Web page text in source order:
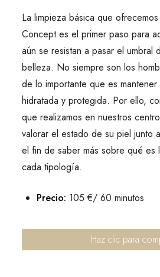
La limpieza básica que
Concept es el primer paso para
aún se resistan a pasar el umbral
belleza. No siempre son los
de lo importante que es mantener
hidratada y protegida. Por ello,
que realizamos en nuestros
valorar el estado de su piel junto
el fin de saber más sobre qué es
cada tipología.
Precio: 105 €/ 60 minutos
Haz clic para